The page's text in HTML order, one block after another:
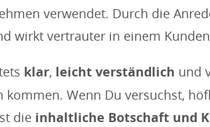
verwendet. Durch die
wirkt vertrauter in einem
klar, leicht verständlich und
Wenn Du versuchst,
die inhaltliche Botschaft und